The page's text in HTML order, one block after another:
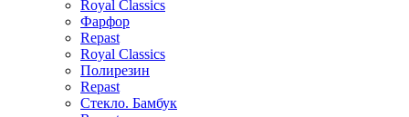
Royal Classics
Фарфор
Repast
Royal Classics
Полирезин
Repast
Стекло. Бамбук